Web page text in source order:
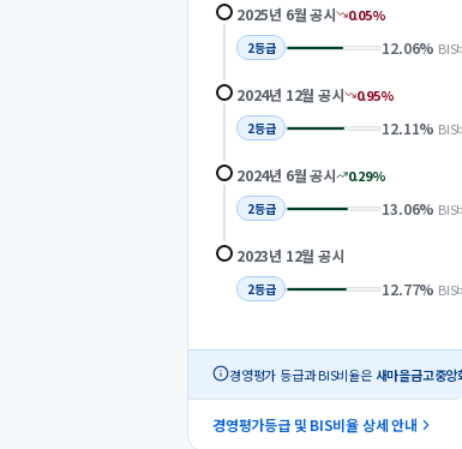
2025년 6월공시 0.05%
2등급 12.06% BIS
2024년 12월 공시 0.95%
2등급 12.11% BIS
2024년 6월공시 0.29%
2등급 13.06% BIS
2023년 12월 공시
2등급 12.77% BIS
경영평가 등급과 BIS비율은 새마을금고중앙
경영평가등급 및 BIS비율 상세 안내